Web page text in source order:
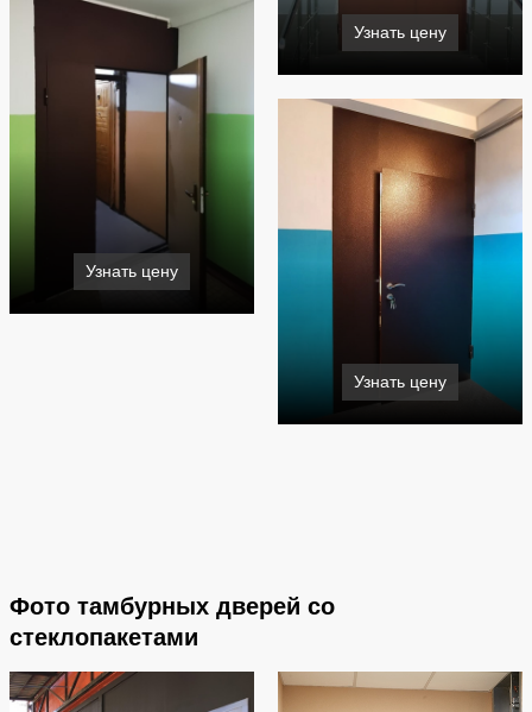
Узнать цену
Узнать цену
Узнать цену
Фото тамбурных дверей со
стеклопакетами